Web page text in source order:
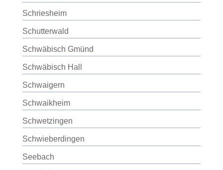
Schriesheim
Schutterwald
Schwäbisch Gmünd
Schwäbisch Hall
Schwaigern
Schwaikheim
Schwetzingen
Schwieberdingen
Seebach